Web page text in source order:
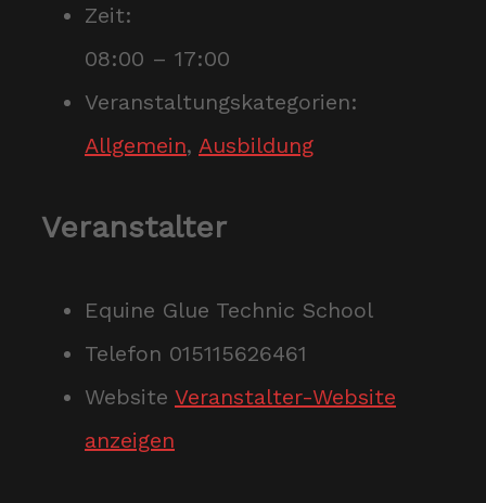
Zeit:
08:00 – 17:00
Veranstaltungskategorien:
Allgemein, Ausbildung
Veranstalter
Equine Glue Technic School
Telefon 015115626461
Website Veranstalter-Website
anzeigen